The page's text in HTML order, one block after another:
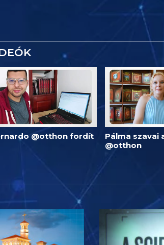
@otthon fordít
Pálma szavai
@otthon